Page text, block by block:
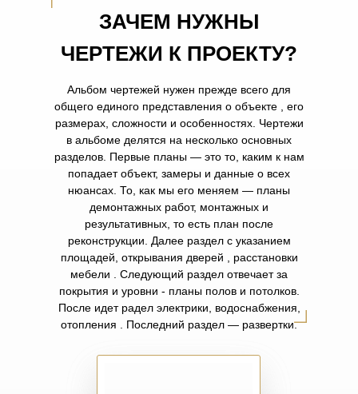
ЗАЧЕМ НУЖНЫ
ЧЕРТЕЖИ К ПРОЕКТУ?
Альбом чертежей нужен прежде всего для
общего единого представления о объекте , его
размерах, сложности и особенностях. Чертежи
в альбоме делятся на несколько основных
разделов. Первые планы — это то, каким к нам
попадает объект, замеры и данные о всех
нюансах. То, как мы его меняем — планы
демонтажных работ, монтажных и
результативных, то есть план после
реконструкции. Далее раздел с указанием
площадей, открывания дверей , расстановки
мебели . Следующий раздел отвечает за
покрытия и уровни - планы полов и потолков.
После идет радел электрики, водоснабжения,
отопления . Последний раздел — развертки.